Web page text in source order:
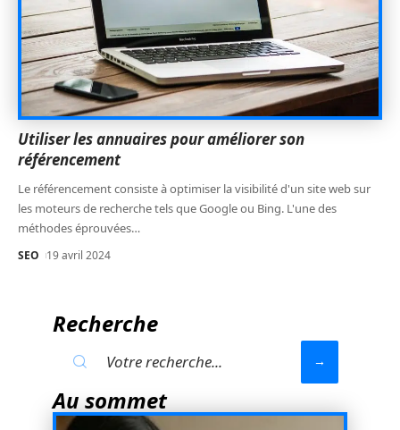
Utiliser les annuaires pour améliorer son
référencement
Le référencement consiste à optimiser la visibilité d'un site web sur
les moteurs de recherche tels que Google ou Bing. L'une des
méthodes éprouvées…
SEO 19 avril 2024
Recherche
Au sommet